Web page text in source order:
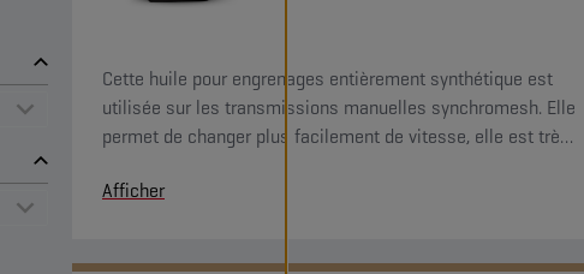
Cette huile pour engrenages entièrement synthétique est
utilisée sur les transmissions manuelles synchromesh. Elle
permet de changer plus facilement de vitesse, elle est très
de la transmission.
Afficher